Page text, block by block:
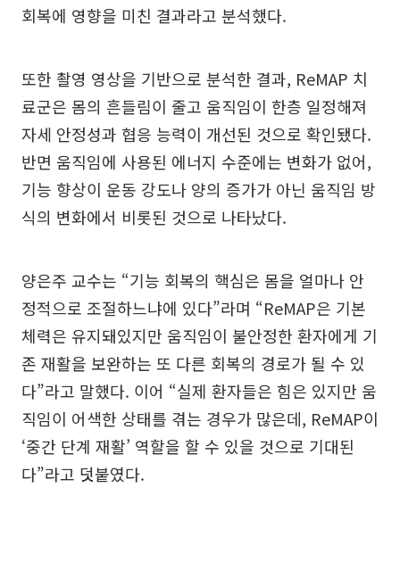
회복에 영향을 미친 결과라고 분석했다.
또한 촬영 영상을 기반으로 분석한 결과, ReMAP 치
료군은 몸의 흔들림이 줄고 움직임이 한층 일정해져
자세 안정성과 협응 능력이 개선된 것으로 확인됐다.
반면 움직임에 사용된 에너지 수준에는 변화가 없어,
기능 향상이 운동 강도나 양의 증가가 아닌 움직임 방
식의 변화에서 비롯된 것으로 나타났다.
양은주 교수는 “기능 회복의 핵심은 몸을 얼마나 안
정적으로 조절하느냐에 있다”라며 “ReMAP은 기본
체력은 유지돼있지만 움직임이 불안정한 환자에게 기
존 재활을 보완하는 또 다른 회복의 경로가 될 수 있
다”라고 말했다. 이어 “실제 환자들은 힘은 있지만 움
직임이 어색한 상태를 겪는 경우가 많은데, ReMAP이
‘중간 단계 재활’ 역할을 할 수 있을 것으로 기대된
다”라고 덧붙였다.